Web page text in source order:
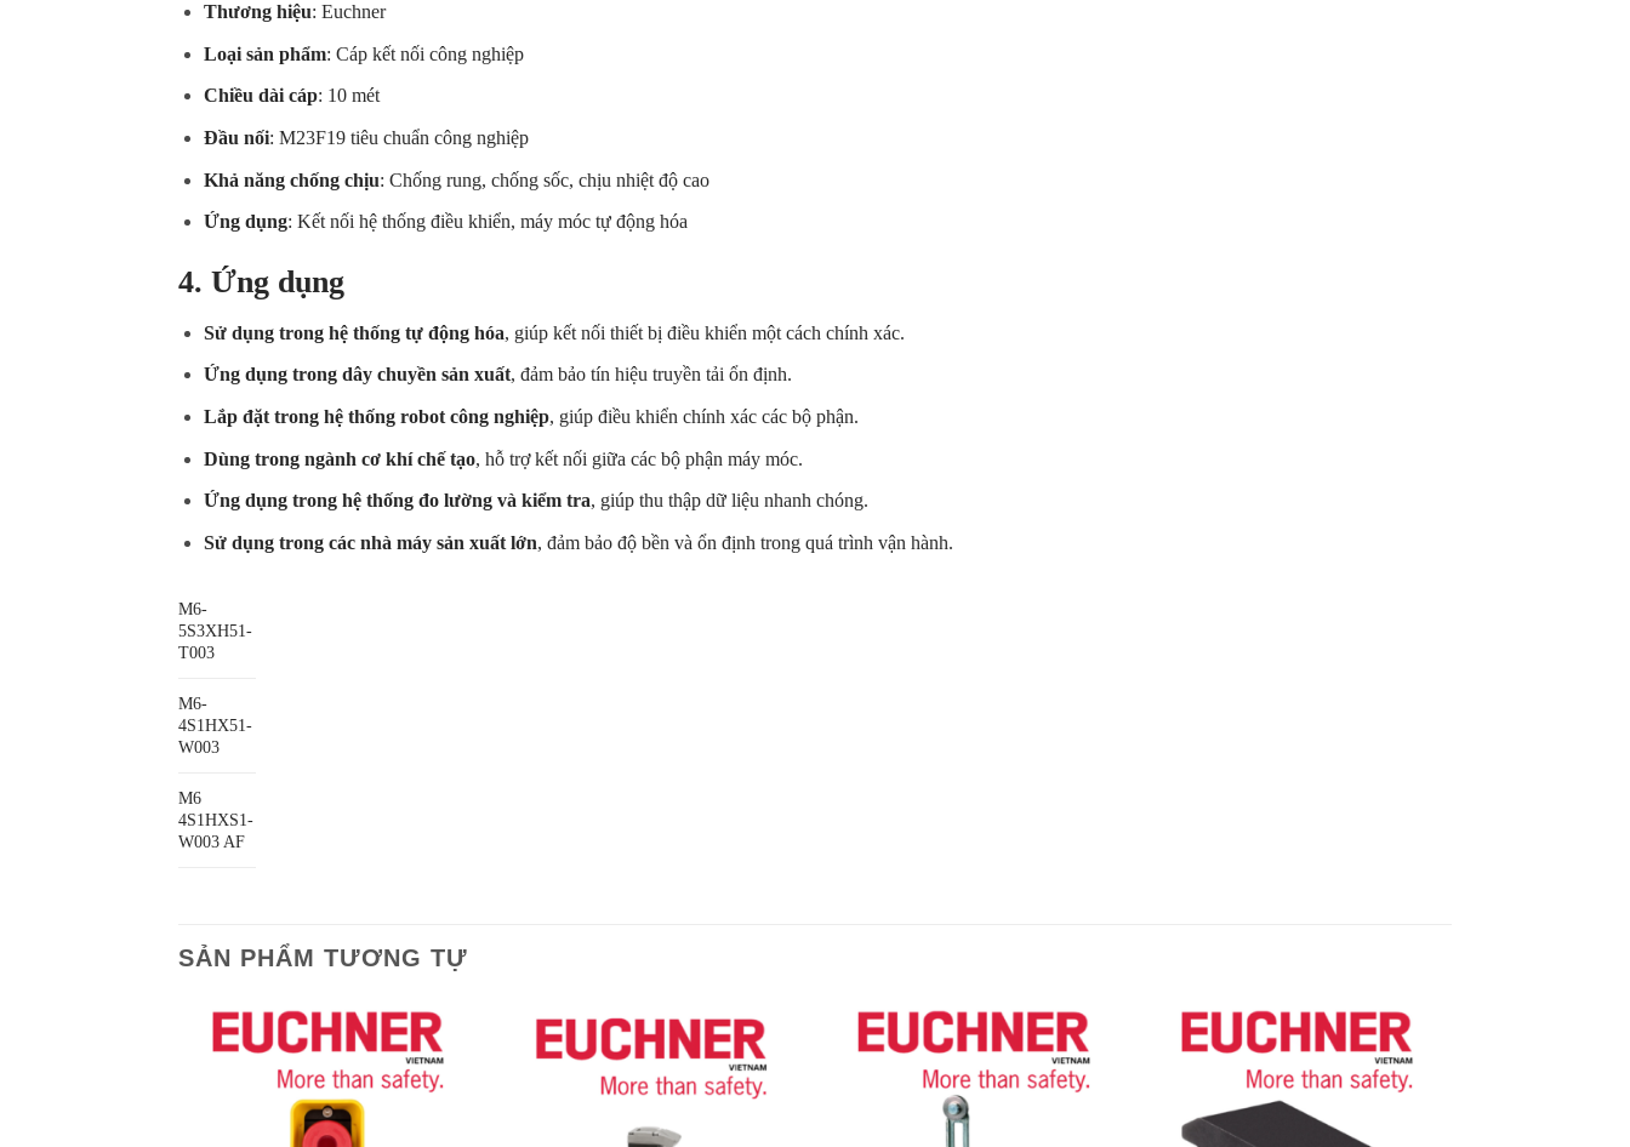
Thương hiệu: Euchner
Loại sản phẩm: Cáp kết nối công nghiệp
Chiều dài cáp: 10 mét
Đầu nối: M23F19 tiêu chuẩn công nghiệp
Khả năng chống chịu: Chống rung, chống sốc, chịu nhiệt độ cao
Ứng dụng: Kết nối hệ thống điều khiển, máy móc tự động hóa
4. Ứng dụng
Sử dụng trong hệ thống tự động hóa, giúp kết nối thiết bị điều khiển một cách chính xác.
Ứng dụng trong dây chuyền sản xuất, đảm bảo tín hiệu truyền tải ổn định.
Lắp đặt trong hệ thống robot công nghiệp, giúp điều khiển chính xác các bộ phận.
Dùng trong ngành cơ khí chế tạo, hỗ trợ kết nối giữa các bộ phận máy móc.
Ứng dụng trong hệ thống đo lường và kiểm tra, giúp thu thập dữ liệu nhanh chóng.
Sử dụng trong các nhà máy sản xuất lớn, đảm bảo độ bền và ổn định trong quá trình vận hành.
M6-
5S3XH51-
T003
M6-
4S1HX51-
W003
M6
4S1HXS1-
W003 AF
SẢN PHẨM TƯƠNG TỰ